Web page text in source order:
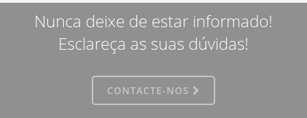
Nunca deixe de estar informado!
Esclareça as suas dúvidas!
CONTACTE-NOS